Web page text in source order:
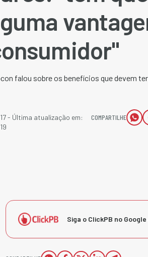
falou sobre os benefícios que devem
- Última atualização em:
COMPARTILHE
Siga o ClickPB no